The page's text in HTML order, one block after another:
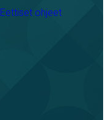
Eettiset ohjeet